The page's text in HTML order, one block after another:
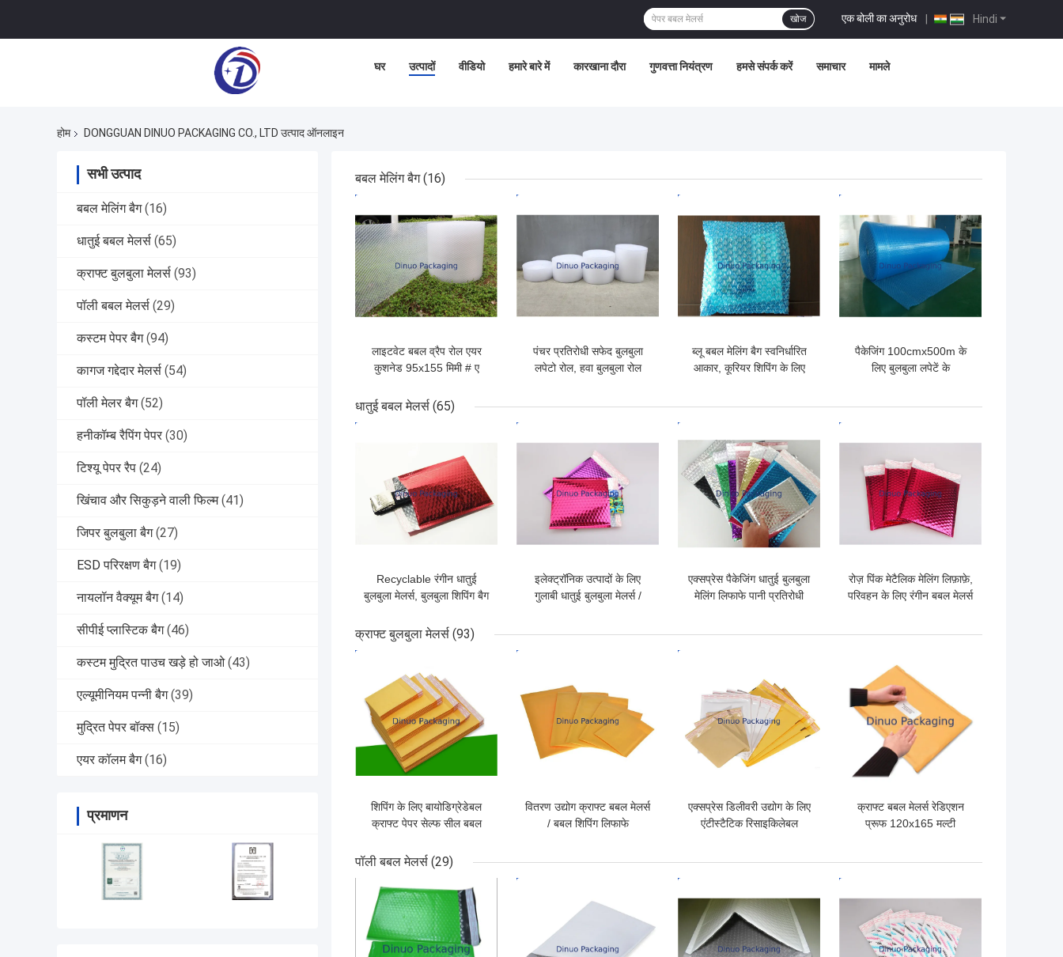
Hindi
एक बोली का अनुरोध |
खोज
घर उत्पादों वीडियो हमारे बारे में कारखाना दौरा गुणवत्ता नियंत्रण हमसे संपर्क करें समाचार मामले
होम DONGGUAN DINUO PACKAGING CO., LTD उत्पाद ऑनलाइन
सभी उत्पाद
बबल मेलिंग बैग (16)
धातुई बबल मेलर्स (65)
क्राफ्ट बुलबुला मेलर्स (93)
पॉली बबल मेलर्स (29)
कस्टम पेपर बैग (94)
कागज गद्देदार मेलर्स (54)
पॉली मेलर बैग (52)
हनीकॉम्ब रैपिंग पेपर (30)
टिश्यू पेपर रैप (24)
खिंचाव और सिकुड़ने वाली फिल्म (41)
जिपर बुलबुला बैग (27)
ESD परिरक्षण बैग (19)
नायलॉन वैक्यूम बैग (14)
सीपीई प्लास्टिक बैग (46)
कस्टम मुद्रित पाउच खड़े हो जाओ (43)
एल्यूमीनियम पन्नी बैग (39)
मुद्रित पेपर बॉक्स (15)
एयर कॉलम बैग (16)
प्रमाणन
बबल मेलिंग बैग (16)
लाइटवेट बबल व्रैप रोल एयर
कुशनेड 95x155 मिमी # ए
पंचर प्रतिरोधी सफेद बुलबुला
लपेटो रोल, हवा बुलबुला रोल
ब्लू बबल मेलिंग बैग स्वनिर्धारित
आकार, कूरियर शिपिंग के लिए
पैकेजिंग 100cmx500m के
लिए बुलबुला लपेटें के
धातुई बबल मेलर्स (65)
Recyclable रंगीन धातुई
बुलबुला मेलर्स, बुलबुला शिपिंग बैग
इलेक्ट्रॉनिक उत्पादों के लिए
गुलाबी धातुई बुलबुला मेलर्स /
एक्सप्रेस पैकेजिंग धातुई बुलबुला
मेलिंग लिफाफे पानी प्रतिरोधी
रोज़ पिंक मेटैलिक मेलिंग लिफ़ाफ़े,
परिवहन के लिए रंगीन बबल मेलर्स
क्राफ्ट बुलबुला मेलर्स (93)
शिपिंग के लिए बायोडिग्रेडेबल
क्राफ्ट पेपर सेल्फ सील बबल
वितरण उद्योग क्राफ्ट बबल मेलर्स
/ बबल शिपिंग लिफाफे
एक्सप्रेस डिलीवरी उद्योग के लिए
एंटीस्टैटिक रिसाइकिलेबल
क्राफ्ट बबल मेलर्स रेडिएशन
प्रूफ 120x165 मल्टी
पॉली बबल मेलर्स (29)
सबसे अच्छी कीमत